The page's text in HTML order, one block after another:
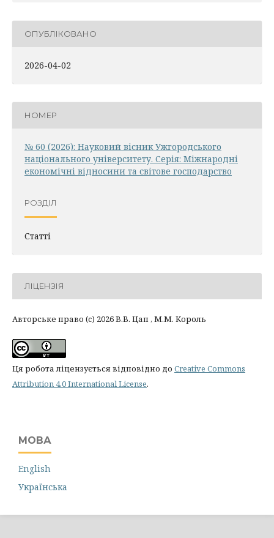
ОПУБЛІКОВАНО
2026-04-02
НОМЕР
№ 60 (2026): Науковий вісник Ужгородського
національного університету. Серія: Міжнародні
економічні відносини та світове господарство
РОЗДІЛ
Статті
ЛІЦЕНЗІЯ
Авторське право (c) 2026 В.В. Цап , М.М. Король
Ця робота ліцензується відповідно до Creative Commons
Attribution 4.0 International License.
МОВА
English
Українська